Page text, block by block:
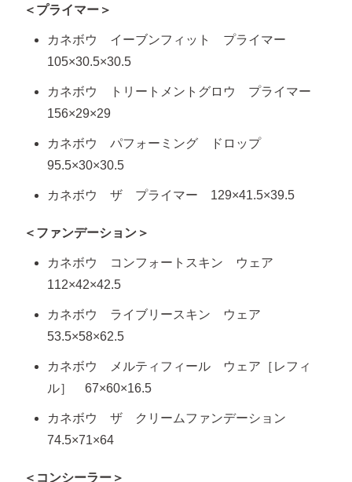
＜プライマー＞
カネボウ イーブンフィット プライマー
105×30.5×30.5
カネボウ トリートメントグロウ プライマー
156×29×29
カネボウ パフォーミング ドロップ
95.5×30×30.5
カネボウ ザ プライマー 129×41.5×39.5
＜ファンデーション＞
カネボウ コンフォートスキン ウェア
112×42×42.5
カネボウ ライブリースキン ウェア
53.5×58×62.5
カネボウ メルティフィール ウェア［レフィ
ル］ 67×60×16.5
カネボウ ザ クリームファンデーション
74.5×71×64
＜コンシーラー＞